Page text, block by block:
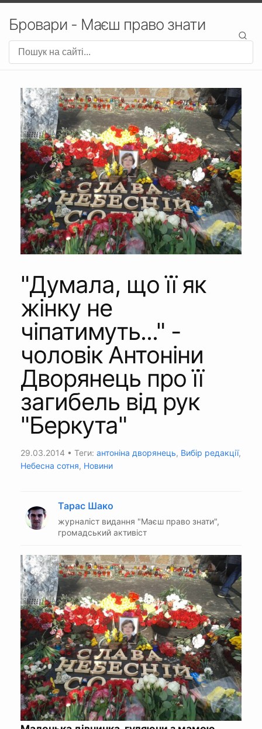
Бровари - Маєш право знати
"Думала, що її як
жінку не
чіпатимуть..." -
чоловік Антоніни
Дворянець про її
загибель від рук
"Беркута"
29.03.2014 • Теги: антоніна дворянець, Вибір редакції,
Небесна сотня, Новини
Тарас Шако
журналіст видання "Маєш право знати",
громадський активіст